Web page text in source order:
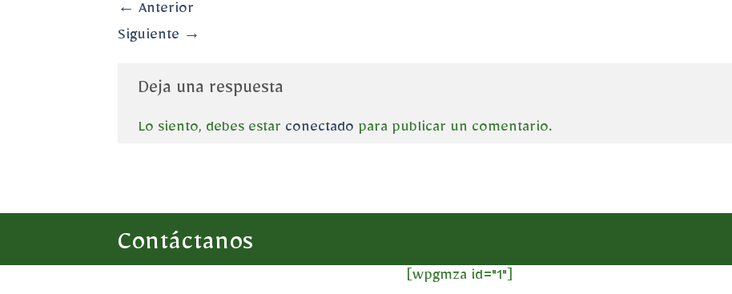
← Anterior
Siguiente →
Deja una respuesta
Lo siento, debes estar conectado para publicar un comentario.
Contáctanos
[wpgmza id="1"]